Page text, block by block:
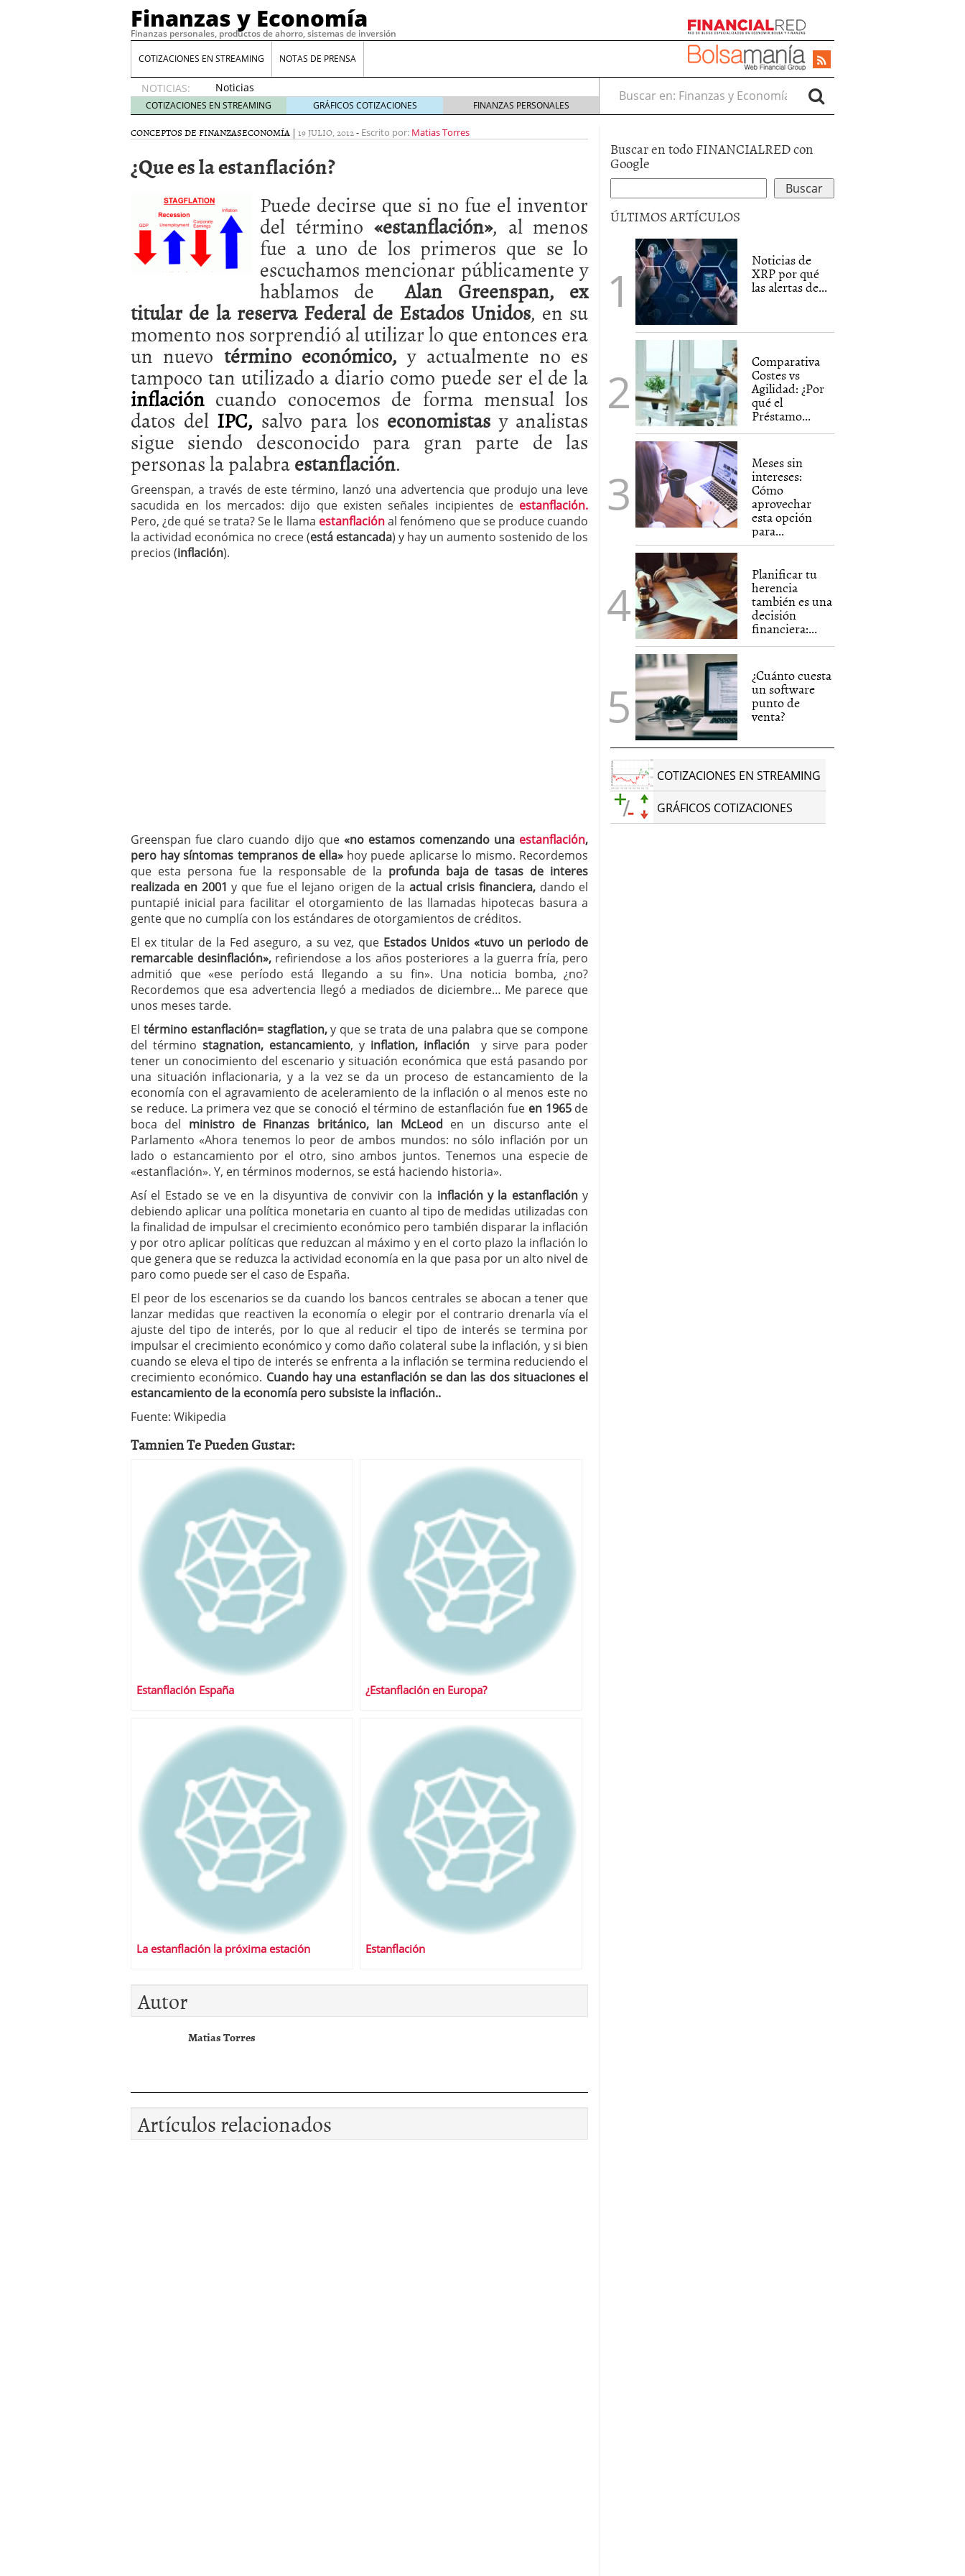
Finanzas y Economía
Finanzas personales, productos de ahorro, sistemas de inversión
COTIZACIONES EN STREAMING NOTAS DE PRENSA
NOTICIAS:
Noticias
de XRP
por qué
las
whales
tarde
de abril
de 2026
Comparativa Costes vs Agilidad: ¿Por qué el Préstamo Promotor privado
acelera la rentabilidad? 12 de diciembre de 2025
Meses sin intereses: Cómo aprovechar esta opción para gestionar tus
compras
24 de noviembre de 2025
Planificar tu herencia también es una decisión financiera: cómo anticiparte
a los costes 21 de noviembre de 2025
¿Cuánto cuesta un software punto de venta? 3 de octubre de 2025
COTIZACIONES EN STREAMING GRÁFICOS COTIZACIONES FINANZAS PERSONALES
Buscar en:
CONCEPTOS DE FINANZASECONOMÍA | 19 JULIO, 2012- Escrito por: Matias Torres
¿Que es la estanflación?
Puede decirse que si no fue el inventor
del término «estanflación», al menos
fue a uno de los primeros que se lo
escuchamos mencionar públicamente y
hablamos deAlan Greenspan, ex
titular de la reserva Federal de Estados Unidos, en su
momento nos sorprendió al utilizar lo que entonces era
un nuevo término económico, y actualmente no es
tampoco tan utilizado a diario como puede ser el de la
inflación cuando conocemos de forma mensual los
datos delIPC, salvo para los economistas y analistas
sigue siendo desconocido para gran parte de las
personas la palabraestanflación.
Greenspan, a través de este término, lanzó una advertencia que produjo una leve
sacudida en los mercados: dijo que existen señales incipientes de estanflación.
Pero, ¿de qué se trata? Se le llama estanflaciónal fenómeno que se produce cuando
la actividad económica no crece (está estancada) y hay un aumento sostenido de los
precios (inflación).
Greenspan fue claro cuando dijo que«no estamos comenzando una estanflación,
pero hay síntomas tempranos de ella» hoy puede aplicarse lo mismo. Recordemos
que esta persona fue la responsable de la profunda baja de tasas de interes
realizada en 2001 y que fue el lejano origen de laactual crisis financiera,dando el
puntapié inicial para facilitar el otorgamiento de las llamadas hipotecas basura a
gente que no cumplía con los estándares de otorgamientos de créditos.
El ex titular de la Fed aseguro, a su vez, queEstados Unidos «tuvo un periodo de
remarcable desinflación»,refiriendose a los años posteriores a la guerra fría, pero
admitió que «ese período está llegando a su fin». Una noticia bomba, ¿no?
Recordemos que esa advertencia llegó a mediados de diciembre… Me parece que
unos meses tarde.
El término estanflación= stagflation,y que se trata de una palabra que se compone
del términostagnation, estancamiento, y inflation, inflación y sirve para poder
tener un conocimiento del escenario y situación económica que está pasando por
una situación inflacionaria, y a la vez se da un proceso de estancamiento de la
economía con el agravamiento de aceleramiento de la inflación o al menos este no
se reduce. La primera vez que se conoció el término de estanflación fue en 1965de
boca del ministro de Finanzas británico, Ian McLeod en un discurso ante el
Parlamento «Ahora tenemos lo peor de ambos mundos: no sólo inflación por un
lado o estancamiento por el otro, sino ambos juntos. Tenemos una especie de
«estanflación». Y, en términos modernos, se está haciendo historia».
Así el Estado se ve en la disyuntiva de convivir con la inflación y la estanflacióny
debiendo aplicar una política monetaria en cuanto al tipo de medidas utilizadas con
la finalidad de impulsar el crecimiento económico pero también disparar la inflación
y por otro aplicar políticas que reduzcan al máximo y en el corto plazo la inflación lo
que genera que se reduzca la actividad economía en la que pasa por un alto nivel de
paro como puede ser el caso de España.
El peor de los escenarios se da cuando los bancos centrales se abocan a tener que
lanzar medidas que reactiven la economía o elegir por el contrario drenarla vía el
ajuste del tipo de interés, por lo que al reducir el tipo de interés se termina por
impulsar el crecimiento económico y como daño colateral sube la inflación, y si bien
cuando se eleva el tipo de interés se enfrenta a la inflación se termina reduciendo el
crecimiento económico. Cuando hay una estanflación se dan las dos situaciones el
estancamiento de la economía pero subsiste la inflación..
Fuente: Wikipedia
Tamnien Te Pueden Gustar:
Estanflación España ¿Estanflación en Europa?
La estanflación la próxima estación Estanflación
Autor
Matias Torres
Artículos relacionados
Buscar en todo FINANCIALRED con
Google
ÚLTIMOS ARTÍCULOS
Noticias de
XRP por qué
las alertas de...
Comparativa
Costes vs
Agilidad: ¿Por
qué el
Préstamo...
Meses sin
intereses:
Cómo
aprovechar
esta opción
para...
Planificar tu
herencia
también es una
decisión
financiera:...
¿Cuánto cuesta
un software
punto de
venta?
COTIZACIONES EN STREAMING
GRÁFICOS COTIZACIONES